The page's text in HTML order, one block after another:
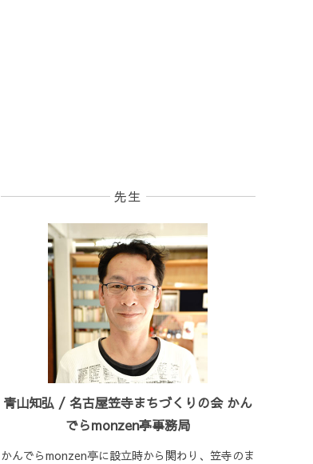
先生
青山知弘 / 名古屋笠寺まちづくりの会 かん
でらmonzen亭事務局
かんでらmonzen亭に設立時から関わり、笠寺のま